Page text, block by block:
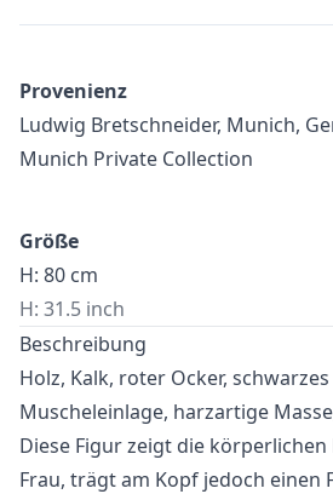
Provenienz
Ludwig Bretschneider, Munich,
Munich Private Collection
Größe
H: 80 cm
H: 31.5 inch
Beschreibung
Holz, Kalk, roter Ocker,
Muscheleinlage, harzartige
Diese Figur zeigt die
Frau, trägt am Kopf jedoch einen